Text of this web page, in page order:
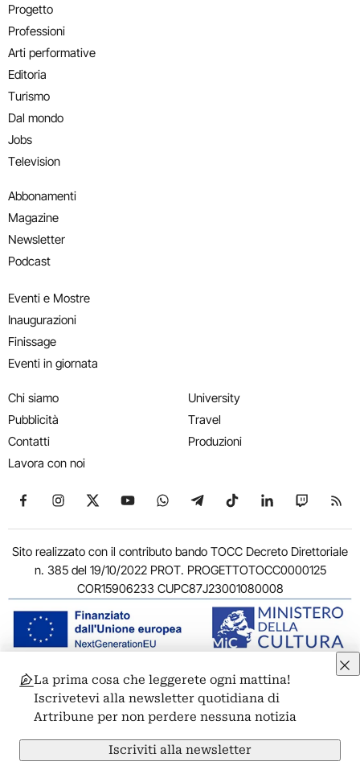
Progetto
Professioni
Arti performative
Editoria
Turismo
Dal mondo
Jobs
Television
Abbonamenti
Magazine
Newsletter
Podcast
Eventi e Mostre
Inaugurazioni
Finissage
Eventi in giornata
Chi siamo
Pubblicità
Contatti
Lavora con noi
University
Travel
Produzioni
Seguici su Facebook
Seguici su Instagram
Seguici su X
Seguici su YouTube
Seguici su WhatsApp
Seguici su Telegram
Seguici su TikTok
Seguici su
Seguici
Sito realizzato con il contributo bando TOCC Decreto Direttoriale
n. 385 del 19/10/2022 PROT. PROGETTOTOCC0000125
COR15906233 CUPC87J23001080008
© 2011-2026 ARTRIBUNE srl – Corso Vittorio Emanuele II, 287 –
00186 Roma - P.I. 11381581005
Privacy: Responsabile della protezione dei dati personali
ARTRIBUNE srl – Corso Vittorio Emanuele II, 287 – 00186 Roma
Termini e condizioniPrivacy PolicyCookie PolicyCredits
La prima cosa che leggerete ogni mattina!
Iscrivetevi alla newsletter quotidiana di
Artribune per non perdere nessuna notizia
Iscriviti alla newsletter